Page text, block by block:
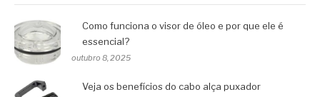
Como funciona o visor de óleo e por que ele é
essencial?
outubro 8, 2025
Veja os benefícios do cabo alça puxador